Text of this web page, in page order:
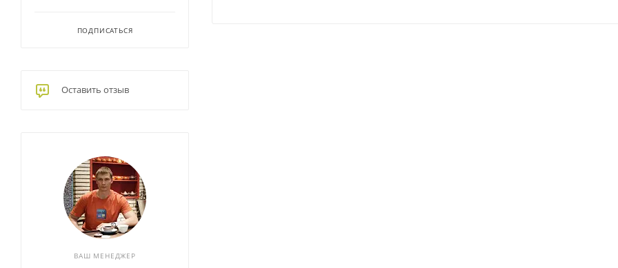
ПОДПИСАТЬСЯ
Оставить отзыв
ВАШ МЕНЕДЖЕР